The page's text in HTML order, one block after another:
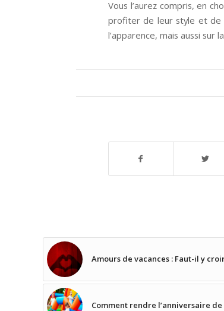
Vous l’aurez compris, en
profiter de leur style et de
l’apparence, mais aussi sur
Amours de vacances : Faut-il y
Comment rendre l’anniversaire